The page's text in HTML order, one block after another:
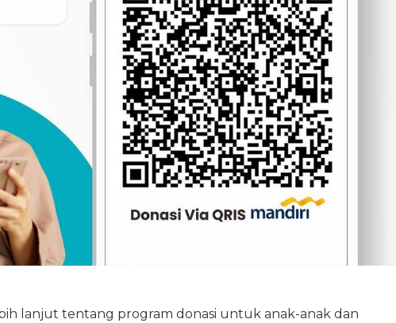
lanjut tentang program donasi untuk anak-anak dan